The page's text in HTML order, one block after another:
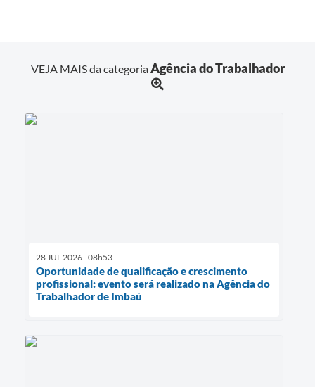
VEJA MAIS da categoriaAgência do Trabalhador
28 JUL 2026 - 08h53
Oportunidade de qualificação e crescimento
profissional: evento será realizado na Agência do
Trabalhador de Imbaú